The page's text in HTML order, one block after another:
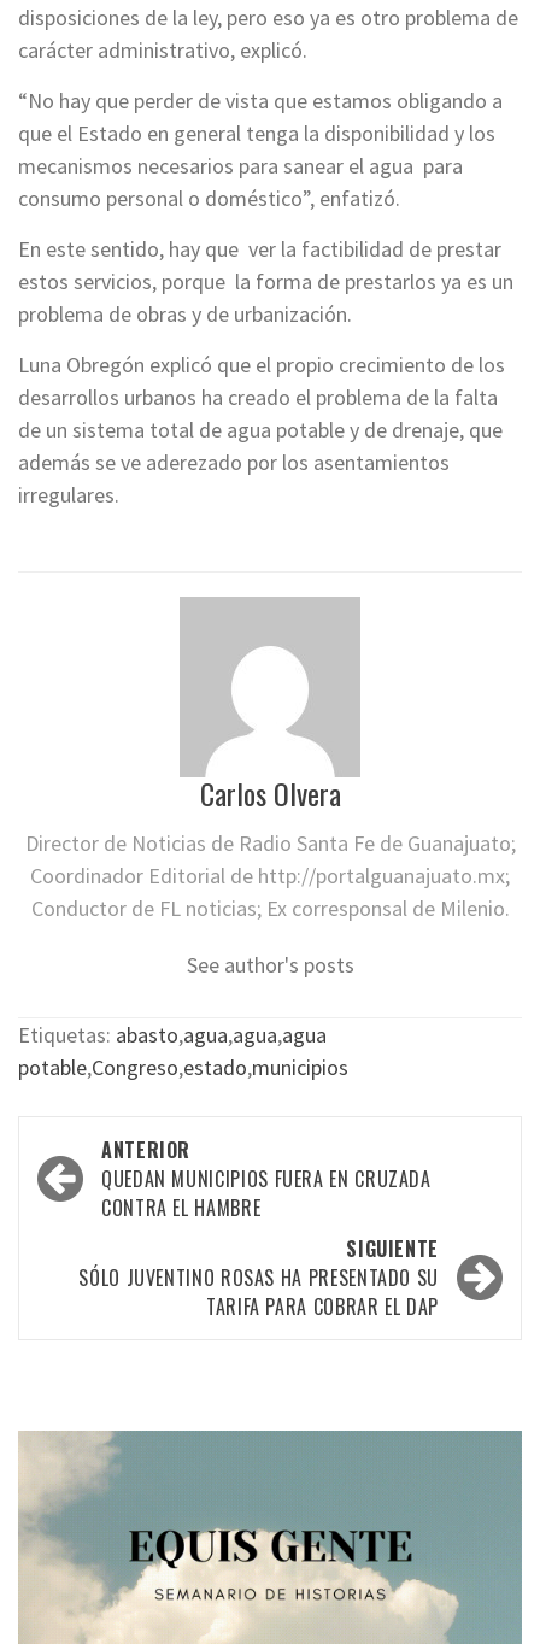
disposiciones de la ley, pero eso ya es otro problema de
carácter administrativo, explicó.
“No hay que perder de vista que estamos obligando a
que el Estado en general tenga la disponibilidad y los
mecanismos necesarios para sanear el agua para
consumo personal o doméstico”, enfatizó.
En este sentido, hay que ver la factibilidad de prestar
estos servicios, porque la forma de prestarlos ya es un
problema de obras y de urbanización.
Luna Obregón explicó que el propio crecimiento de los
desarrollos urbanos ha creado el problema de la falta
de un sistema total de agua potable y de drenaje, que
además se ve aderezado por los asentamientos
irregulares.
Carlos Olvera
Director de Noticias de Radio Santa Fe de Guanajuato;
Coordinador Editorial de http://portalguanajuato.mx;
Conductor de FL noticias; Ex corresponsal de Milenio.
See author's posts
Etiquetas: abasto,agua,agua,agua
potable,Congreso,estado,municipios
Navegación
por
entradas
ANTERIOR
QUEDAN MUNICIPIOS FUERA EN CRUZADA
CONTRA EL HAMBRE
SIGUIENTE
SÓLO JUVENTINO ROSAS HA PRESENTADO SU
TARIFA PARA COBRAR EL DAP